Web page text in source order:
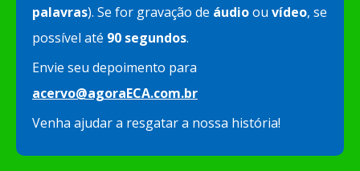
palavras). Se for gravação de áudioou vídeo, se
possível até 90 segundos.
Envie seu depoimento para
acervo@agoraECA.com.br
Venha ajudar a resgatar a nossa história!